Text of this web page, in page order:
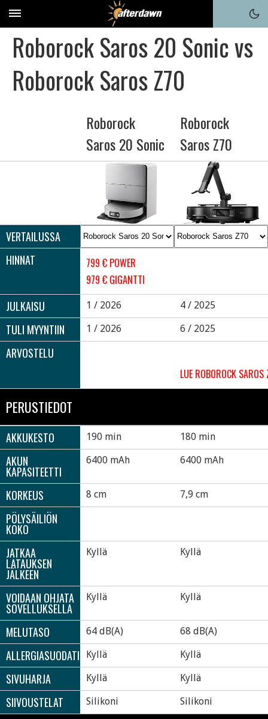
Roborock Saros 20 Sonic vs
Roborock Saros Z70
Roborock
Saros 20 Sonic
Roborock
Saros Z70
VERTAILUSSA
HINNAT
799 € POWER
979 € GIGANTTI
JULKAISU 1 / 2026 4 / 2025
TULI MYYNTIIN 1 / 2026 6 / 2025
ARVOSTELU
LUE ROBOROCK
PERUSTIEDOT
AKKUKESTO 190 min 180 min
AKUN
KAPASITEETTI
6400 mAh 6400 mAh
KORKEUS 8 cm 7,9 cm
PÖLYSÄILIÖN
KOKO
JATKAA
LATAUKSEN
JÄLKEEN
Kyllä Kyllä
VOIDAAN OHJATA
SOVELLUKSELLA
Kyllä Kyllä
MELUTASO 64 dB(A) 68 dB(A)
ALLERGIASUODATIN Kyllä Kyllä
SIVUHARJA Kyllä Kyllä
SIIVOUSTELAT Silikoni Silikoni